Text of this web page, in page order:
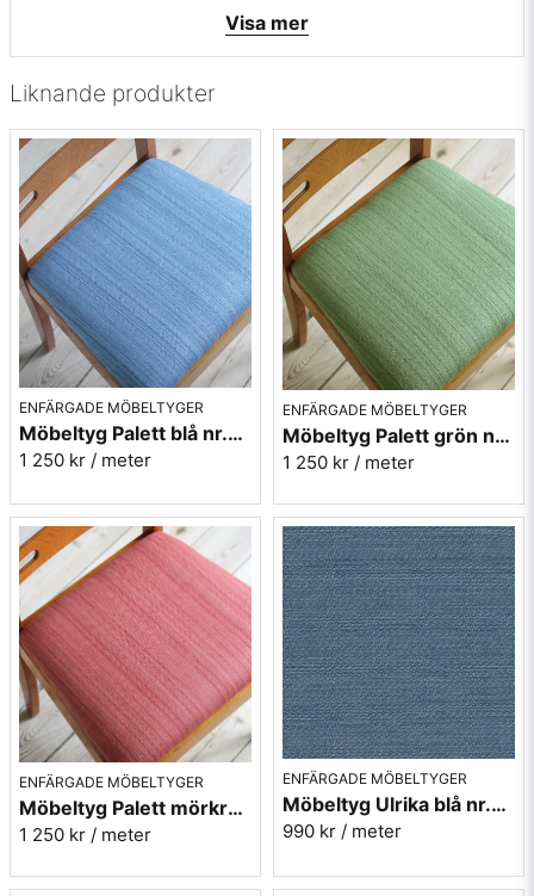
Liknande produkter
ENFÄRGADE MÖBELTYGER
Möbeltyg Palett blå nr.50 - Carl Malmstens-kvalitet
1 250 kr / meter
ENFÄRGADE MÖBELTYGER
Möbeltyg Palett grön nr.70 - Carl Malmstens-kvalitet
1 250 kr / meter
ENFÄRGADE MÖBELTYGER
Möbeltyg Palett mörkrosa nr.31 - Carl Malmstens-kvalitet
1 250 kr / meter
ENFÄRGADE MÖBELTYGER
Möbeltyg Ulrika blå nr.51 - Carl Malmstens-kvalitet
990 kr / meter
• Mönsterbild: tvärgående
• Beställningsvara, ingen returrätt
Vill du ha ett tygprov? maila mig på
Visa mer